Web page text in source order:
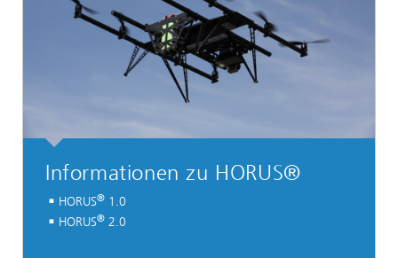
Informationen zu HORUS®
HORUS® 1.0
HORUS® 2.0